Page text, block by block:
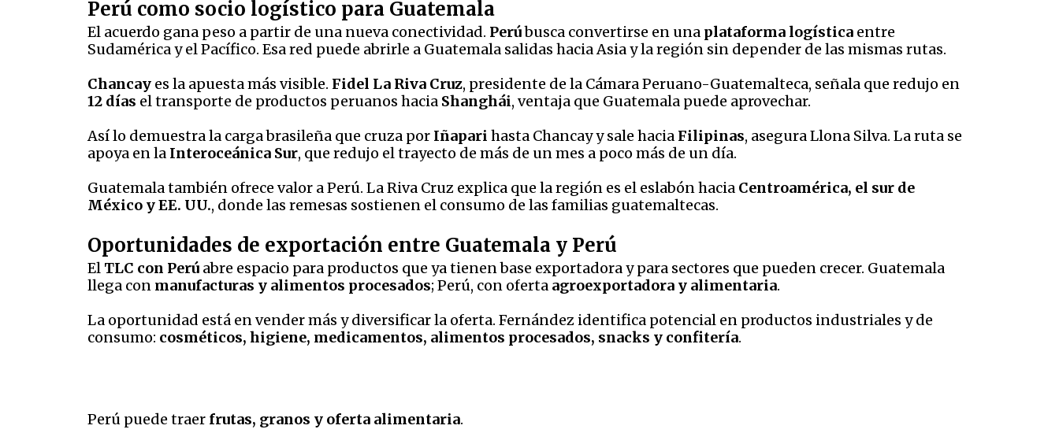
Perú como socio logístico para Guatemala
El acuerdo gana peso a partir de una nueva conectividad. Perúbusca convertirse en una plataforma logística entre
Sudamérica y el Pacífico. Esa red puede abrirle a Guatemala salidas hacia Asia y la región sin depender de las mismas rutas.
Chancay es la apuesta más visible. Fidel La Riva Cruz, presidente de la Cámara Peruano-Guatemalteca, señala que redujo en
12 días el transporte de productos peruanos hacia Shanghái, ventaja que Guatemala puede aprovechar.
Así lo demuestra la carga brasileña que cruza por Iñapari hasta Chancay y sale hacia Filipinas, asegura Llona Silva. La ruta se
apoya en la Interoceánica Sur, que redujo el trayecto de más de un mes a poco más de un día.
Guatemala también ofrece valor a Perú. La Riva Cruz explica que la región es el eslabón hacia Centroamérica, el sur de
México y EE. UU., donde las remesas sostienen el consumo de las familias guatemaltecas.
Oportunidades de exportación entre Guatemala y Perú
El TLC con Perú abre espacio para productos que ya tienen base exportadora y para sectores que pueden crecer. Guatemala
llega con manufacturas y alimentos procesados; Perú, con oferta agroexportadora y alimentaria.
La oportunidad está en vender más y diversificar la oferta. Fernández identifica potencial en productos industriales y de
consumo: cosméticos, higiene, medicamentos, alimentos procesados, snacks y confitería.
Perú puede traer frutas, granos y oferta alimentaria.